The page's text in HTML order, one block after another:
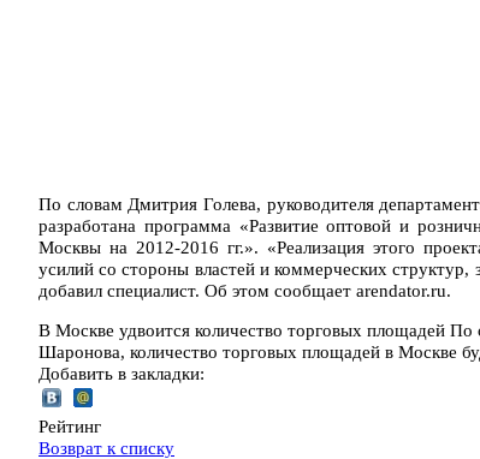
По словам Дмитрия Голева, руководителя
разработана программа «Развитие оптовой и
Москвы на 2012-2016 гг.». «Реализация этого
усилий со стороны властей и коммерческих
добавил специалист. Об этом сообщает arendator.ru.
В Москве удвоится количество торговых площадей По
Шаронова, количество торговых площадей в Москве
Добавить в закладки:
Рейтинг
Возврат к списку